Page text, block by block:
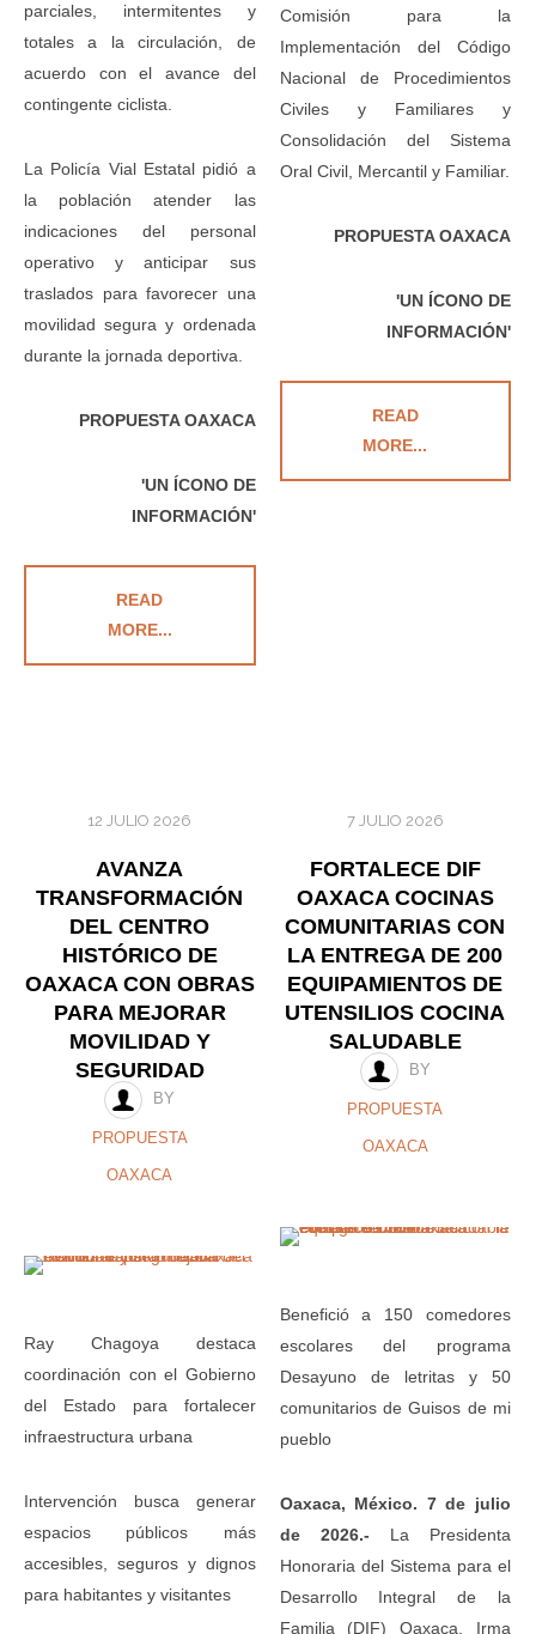
parciales, intermitentes y
totales a la circulación, de
acuerdo con el avance del
contingente ciclista.
La Policía Vial Estatal pidió a
la población atender las
indicaciones del personal
operativo y anticipar sus
traslados para favorecer una
movilidad segura y ordenada
durante la jornada deportiva.
PROPUESTA OAXACA
'UN ÍCONO DE
INFORMACIÓN'
READ
MORE...
Comisión para la
Implementación del Código
Nacional de Procedimientos
Civiles y Familiares y
Consolidación del Sistema
Oral Civil, Mercantil y Familiar.
PROPUESTA OAXACA
'UN ÍCONO DE
INFORMACIÓN'
READ
MORE...
12 JULIO 2026
AVANZA
TRANSFORMACIÓN
DEL CENTRO
HISTÓRICO DE
OAXACA CON OBRAS
PARA MEJORAR
MOVILIDAD Y
SEGURIDAD
BY
PROPUESTA
OAXACA
Ray Chagoya destaca
coordinación con el Gobierno
del Estado para fortalecer
infraestructura urbana
Intervención busca generar
espacios públicos más
accesibles, seguros y dignos
para habitantes y visitantes
7 JULIO 2026
FORTALECE DIF
OAXACA COCINAS
COMUNITARIAS CON
LA ENTREGA DE 200
EQUIPAMIENTOS DE
UTENSILIOS COCINA
SALUDABLE
BY
PROPUESTA
OAXACA
Benefició a 150 comedores
escolares del programa
Desayuno de letritas y 50
comunitarios de Guisos de mi
pueblo
Oaxaca, México. 7 de julio
de 2026.- La Presidenta
Honoraria del Sistema para el
Desarrollo Integral de la
Familia (DIF) Oaxaca, Irma